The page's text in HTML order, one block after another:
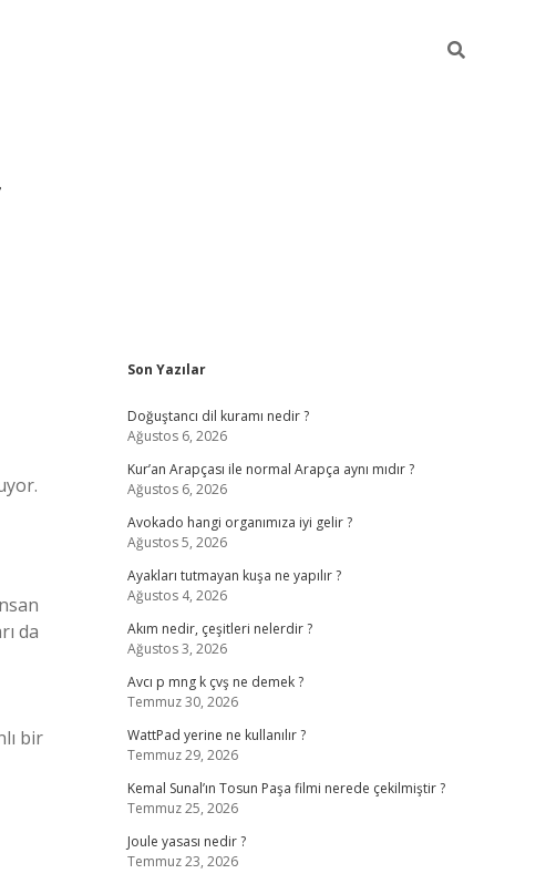
da
bir
Sidebar
Son Yazılar
Doğuştancı dil kuramı nedir ?
Ağustos 6, 2026
Kur’an Arapçası ile normal Arapça aynı mıdır ?
Ağustos 6, 2026
Avokado hangi organımıza iyi gelir ?
Ağustos 5, 2026
Ayakları tutmayan kuşa ne yapılır ?
Ağustos 4, 2026
Akım nedir, çeşitleri nelerdir ?
Ağustos 3, 2026
Avcı p mng k çvş ne demek ?
Temmuz 30, 2026
WattPad yerine ne kullanılır ?
Temmuz 29, 2026
Kemal Sunal’ın Tosun Paşa filmi nerede çekilmiştir ?
Temmuz 25, 2026
Joule yasası nedir ?
Temmuz 23, 2026